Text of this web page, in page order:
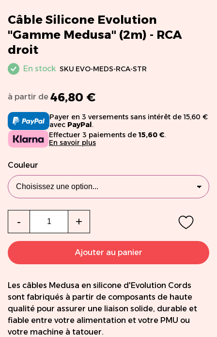
Câble Silicone Evolution
"Gamme Medusa" (2m) - RCA
droit
En stock SKU EVO-MEDS-RCA-STR
à partir de 46,80 €
Payer en 3 versements sans intérêt de 15,60 €
avec PayPal .
Effectuer 3 paiements de 15,60 €.
En savoir plus
Couleur
- +
Ajouter au panier
Les câbles Medusa en silicone d'Evolution Cords
sont fabriqués à partir de composants de haute
qualité pour assurer une liaison solide, durable et
fiable entre votre alimentation et votre PMU ou
votre machine à tatouer.